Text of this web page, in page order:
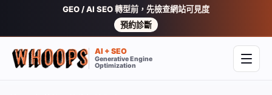
GEO / AI SEO 轉型前，先檢查網站可見度
預約診斷
AI + SEO
Generative Engine
Optimization
開啟